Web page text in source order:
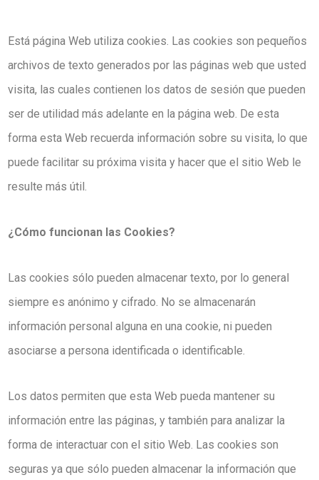
Está página Web utiliza cookies. Las cookies son pequeños
archivos de texto generados por las páginas web que usted
visita, las cuales contienen los datos de sesión que pueden
ser de utilidad más adelante en la página web. De esta
forma esta Web recuerda información sobre su visita, lo que
puede facilitar su próxima visita y hacer que el sitio Web le
resulte más útil.
¿Cómo funcionan las Cookies?
Las cookies sólo pueden almacenar texto, por lo general
siempre es anónimo y cifrado. No se almacenarán
información personal alguna en una cookie, ni pueden
asociarse a persona identificada o identificable.
Los datos permiten que esta Web pueda mantener su
información entre las páginas, y también para analizar la
forma de interactuar con el sitio Web. Las cookies son
seguras ya que sólo pueden almacenar la información que